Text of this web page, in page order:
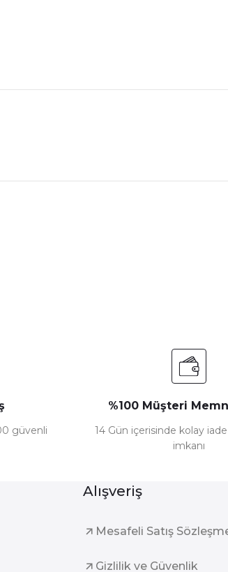
güvenli
%100 Müşteri
14 Gün içerisinde kolay
imkanı
Alışveriş
Mesafeli Satış
Gizlilik ve Güvenlik